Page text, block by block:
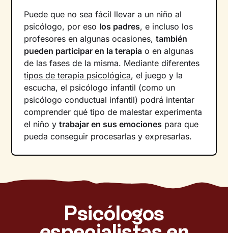
Puede que no sea fácil llevar a un niño al
psicólogo, por eso los padres, e incluso los
profesores en algunas ocasiones,también
pueden participar en la terapia o en algunas
de las fases de la misma. Mediante diferentes
tipos de terapia psicológica, el juego y la
escucha, el psicólogo infantil (como un
psicólogo conductual infantil) podrá intentar
comprender qué tipo de malestar experimenta
el niño ytrabajar en sus emociones para que
pueda conseguir procesarlas y expresarlas.
Psicólogos